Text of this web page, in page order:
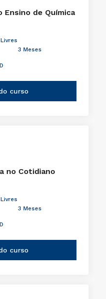
Ensino de Química
3 Meses
curso
no Cotidiano
3 Meses
curso